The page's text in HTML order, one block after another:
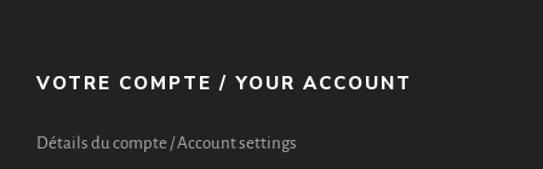
VOTRE COMPTE / YOUR ACCOUNT
Détails du compte / Account settings